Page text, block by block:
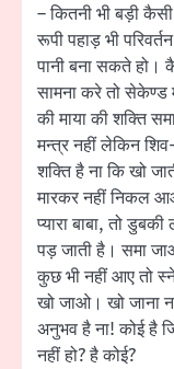
– कितनी भी बड़ी कैसी
रूपी पहाड़ भी
पानी बना सकते हो।
सामना करे तो सेकेण्ड
की माया की शक्ति
मन्‍त्र नहीं लेकिन
शक्ति है ना कि खो
मारकर नहीं निकल
प्यारा बाबा, तो
पड़ जाती है। समा
कुछ भी नहीं आए तो
खो जाओ। खो जाना
अनुभव है ना! कोई है
नहीं हो? है कोई?